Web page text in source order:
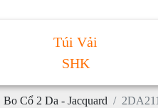
Túi Vải
SHK
Bo Cổ 2 Da - Jacquard